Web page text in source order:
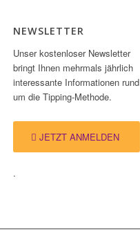
NEWSLETTER
Unser kostenloser Newsletter
bringt Ihnen mehrmals jährlich
interessante Informationen rund
um die Tipping-Methode.
JETZT ANMELDEN
.